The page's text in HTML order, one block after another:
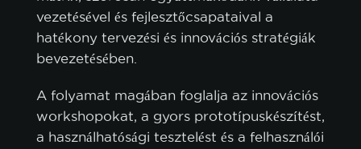
vezetésével és fejlesztőcsapataival a
hatékony tervezési és innovációs stratégiák
bevezetésében.
A folyamat magában foglalja az innovációs
workshopokat, a gyors prototípuskészítést,
a használhatósági tesztelést és a felhasználói